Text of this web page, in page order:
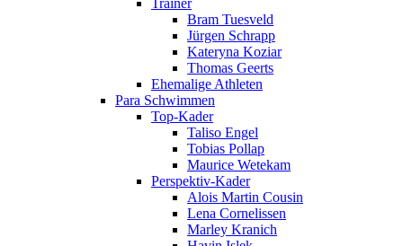
Bram Tuesveld
Jürgen Schrapp
Kateryna Koziar
Thomas Geerts
Ehemalige Athleten
Para Schwimmen
Top-Kader
Taliso Engel
Tobias Pollap
Maurice Wetekam
Perspektiv-Kader
Alois Martin Cousin
Lena Cornelissen
Marley Kranich